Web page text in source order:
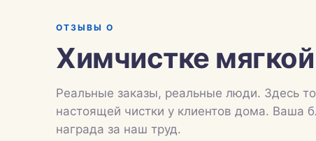
ОТЗЫВЫ О
Химчистке
Реальные заказы, реальные люди. Здесь
настоящей чистки у клиентов дома. Ваша
награда за наш труд.